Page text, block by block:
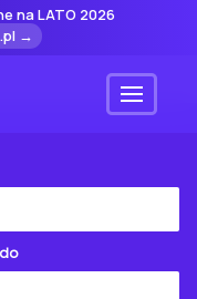
na LATO 2026
→
Menu